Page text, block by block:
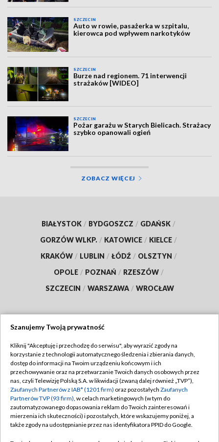
SZCZECIN
Auto w rowie, pasażerka w szpitalu,
kierowca pod wpływem narkotyków
SZCZECIN
Burze nad regionem. 71 interwencji
strażaków [WIDEO]
SZCZECIN
Pożar garażu w Starych Bielicach. Strażacy
szybko opanowali ogień
ZOBACZ WIĘCEJ
BIAŁYSTOK / BYDGOSZCZ / GDAŃSK /
GORZÓW WLKP. / KATOWICE / KIELCE /
KRAKÓW / LUBLIN / ŁÓDŹ / OLSZTYN /
OPOLE / POZNAŃ / RZESZÓW /
SZCZECIN / WARSZAWA / WROCŁAW
TVP
Abonament TVP
Emisja w TVP
Centrum informacji TVP
Naziemna Telewizja Cyfrowa
Regulamin TVP
Polityka prywatności
Moje zgody
Pomoc
Szanujemy Twoją prywatność
Kliknij "Akceptuję i przechodzę do serwisu", aby wyrazić zgody na
korzystanie z technologii automatycznego śledzenia i zbierania danych,
dostęp do informacji na Twoim urządzeniu końcowym i ich
przechowywanie oraz na przetwarzanie Twoich danych osobowych przez
nas, czyli Telewizję Polską S.A. w likwidacji (zwaną dalej również „TVP”),
Zaufanych Partnerów z IAB* (1201 firm) oraz pozostałych Zaufanych
Partnerów TVP (93 firm), w celach marketingowych (w tym do
zautomatyzowanego dopasowania reklam do Twoich zainteresowań i
mierzenia ich skuteczności) i pozostałych, które wskazujemy poniżej, a
także zgody na udostępnianie przez nas identyfikatora PPID do Google.